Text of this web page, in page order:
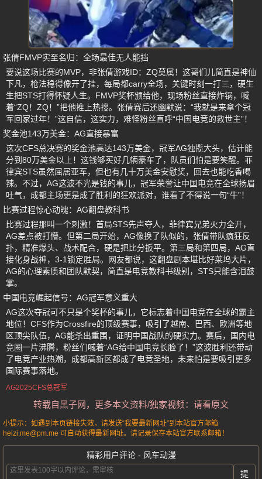
张倩FMVP实至名归：全场最佳无人能挡
要说这场比赛的MVP，非张倩游戏ID：ZQ莫属！这哥们儿简直是神仙
下凡，枪法稳得像开了挂，每局都carry全场，关键时刻一打三，硬生
生把STS打得怀疑人生。FMVP奖杯颁给他，现场粉丝直接炸锅，喊
着“ZQ！ZQ！”把他推上热搜。张倩赛后还幽默说：“我就是来拿个冠
军回家过年！”这自信，这实力，难怪粉丝直呼“中国电竞的救世主”！
奖金池143万美金：AG直接暴富
这次CFS总决赛的奖金池高达143万美金，冠军AG独揽大头，估计能
分到80万美金以上！这钱够买好几辆豪车了，队员们怕是要笑醒。菲
律宾STS虽然屈居亚军，但也有几十万美金安慰奖，回去也能吃香喝
辣。不过，AG这波不光是钱的事儿，冠军荣誉让中国电竞在全球扬眉
吐气，成都主场更是成了胜利的狂欢派对，谁看了不得说一句“牛”！
比赛过程惊心动魄：AG翻盘教科书
比赛过程那叫一个刺激！首局STS先声夺人，菲律宾兄弟火力全开，
AG差点被打懵。但第二局开始，AG像换了队似的，张倩带队疯狂反
扑，精准爆头、战术配合，硬是把比分扳平。第三局和第四局，AG直
接化身战神，3-1锁定胜局。网友都说，这翻盘剧本堪比好莱坞大片，
AG的心理素质和团队默契，简直是电竞教科书级别，STS只能含泪鼓
掌。
中国电竞崛起信号：AG冠军意义重大
AG这次夺冠可不只是个奖杯的事儿，它标志着中国电竞在全球的霸主
地位！CFS作为Crossfire的顶级赛事，吸引了越南、巴西、欧洲等地
区顶尖队伍，AG能杀出重围，证明中国战队的硬实力。赛后，国内电
竞圈一片沸腾，粉丝们喊着“AG给中国电竞长脸了！”这波胜利还带动
了电竞产业热潮，成都高新区都成了电竞圣地，未来怕是要吸引更多
国际赛事落地。
AG2025CFS总冠军
转载自黑子网，更多本文资料/独家视频：请看原文
小提示：如遇到本页链接失效，请发送“我要最新网址”到本站官方邮箱
heizi.me@pm.me 可自动获得最新网址。请记录保存本站官方联系邮箱！
精彩用户评论 - 风车动漫
提